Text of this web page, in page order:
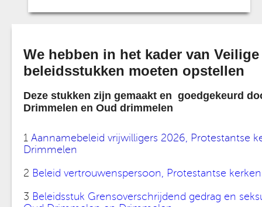
We hebben in het kader van
beleidsstukken moeten opstellen
Deze stukken zijn gemaakt en goedgekeurd
Drimmelen en Oud drimmelen
1 Aannamebeleid vrijwilligers 2026, Protestantse
Drimmelen
2 Beleid vertrouwenspersoon, Protestantse
3 Beleidsstuk Grensoverschrijdend gedrag en